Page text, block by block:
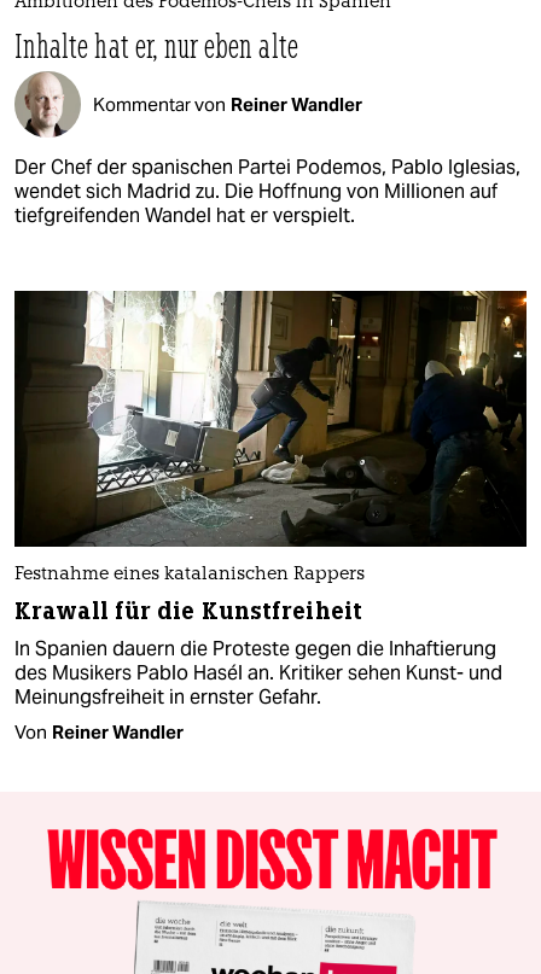
Inhalte hat er, nur eben alte
Kommentar von Reiner Wandler
Der Chef der spanischen Partei Podemos, Pablo Iglesias,
wendet sich Madrid zu. Die Hoffnung von Millionen auf
tiefgreifenden Wandel hat er verspielt.
Festnahme eines katalanischen Rappers
Krawall für die Kunstfreiheit
In Spanien dauern die Proteste gegen die Inhaftierung
des Musikers Pablo Hasél an. Kritiker sehen Kunst- und
Meinungsfreiheit in ernster Gefahr.
Von Reiner Wandler